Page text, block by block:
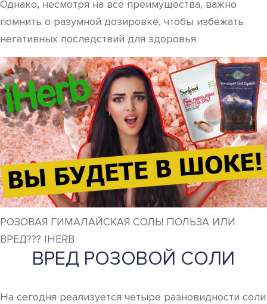
Однако, несмотря на все преимущества, важно
помнить о разумной дозировке, чтобы избежать
негативных последствий для здоровья.
РОЗОВАЯ ГИМАЛАЙСКАЯ СОЛЬ! ПОЛЬЗА ИЛИ
ВРЕД??? IHERB
ВРЕД РОЗОВОЙ СОЛИ
На сегодня реализуется четыре разновидности соли